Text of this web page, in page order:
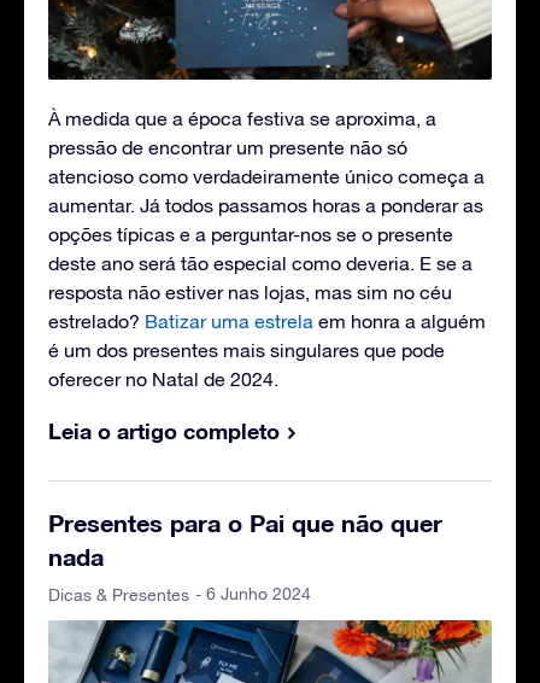
À medida que a época festiva se aproxima, a
pressão de encontrar um presente não só
atencioso como verdadeiramente único começa a
aumentar. Já todos passamos horas a ponderar as
opções típicas e a perguntar-nos se o presente
deste ano será tão especial como deveria. E se a
resposta não estiver nas lojas, mas sim no céu
estrelado? Batizar uma estrela em honra a alguém
é um dos presentes mais singulares que pode
oferecer no Natal de 2024.
Leia o artigo completo
Presentes para o Pai que não quer
nada
Dicas & Presentes - 6 Junho 2024